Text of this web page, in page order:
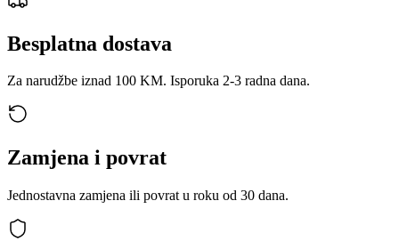
Besplatna dostava
Za narudžbe iznad 100 KM. Isporuka 2-3 radna dana.
Zamjena i povrat
Jednostavna zamjena ili povrat u roku od 30 dana.